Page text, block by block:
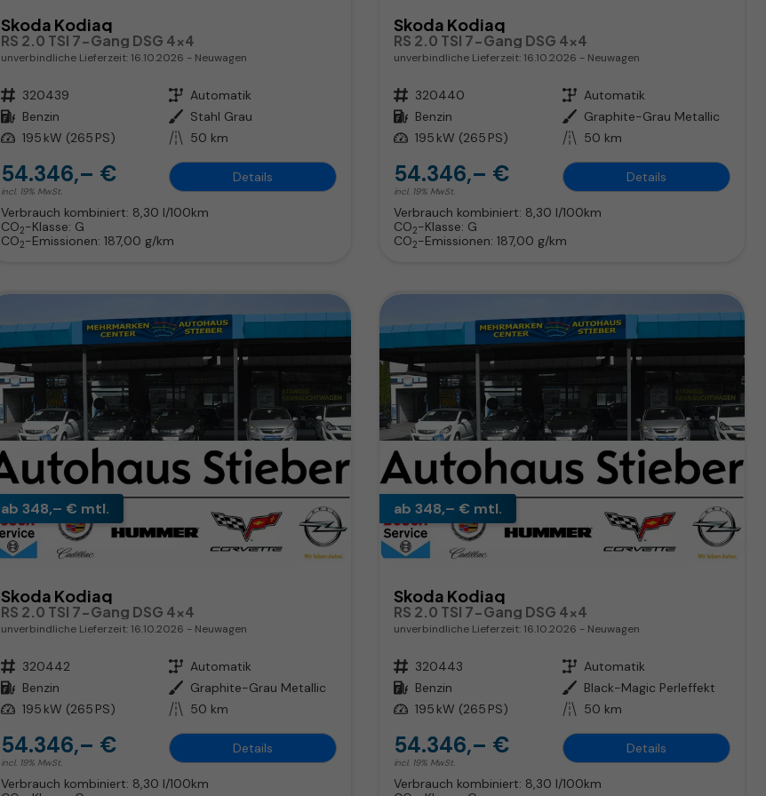
Skoda Kodiaq
RS 2.0 TSI 7-Gang DSG 4x4
unverbindliche Lieferzeit: 16.10.2026 Neuwagen
Fahrzeugnr. 320439 Getriebe Automatik
Kraftstoff Benzin Außenfarbe Stahl Grau
Leistung 195 kW (265 PS) Kilometerstand 50 km
54.346,– €
incl. 19% MwSt.
Details
Verbrauch kombiniert: 8,30 l/100km
CO2-Klasse: G
CO2-Emissionen: 187,00 g/km
Skoda Kodiaq
RS 2.0 TSI 7-Gang DSG 4x4
unverbindliche Lieferzeit: 16.10.2026 Neuwagen
Fahrzeugnr. 320440 Getriebe Automatik
Kraftstoff Benzin Außenfarbe Graphite-Grau Metallic
Leistung 195 kW (265 PS) Kilometerstand 50 km
54.346,– €
incl. 19% MwSt.
Details
Verbrauch kombiniert: 8,30 l/100km
CO2-Klasse: G
CO2-Emissionen:187,00 g/km
ab 348,– € mtl.
Skoda Kodiaq
RS 2.0 TSI 7-Gang DSG 4x4
unverbindliche Lieferzeit: 16.10.2026 Neuwagen
Fahrzeugnr. 320442 Getriebe Automatik
Kraftstoff Benzin Außenfarbe Graphite-Grau Metallic
Leistung 195 kW (265 PS) Kilometerstand 50 km
54.346,– €
incl. 19% MwSt.
Details
Verbrauch kombiniert: 8,30 l/100km
ab 348,– € mtl.
Skoda Kodiaq
RS 2.0 TSI 7-Gang DSG 4x4
unverbindliche Lieferzeit: 16.10.2026 Neuwagen
Fahrzeugnr. 320443 Getriebe Automatik
Kraftstoff Benzin Außenfarbe Black-Magic Perleffekt
Leistung 195 kW (265 PS) Kilometerstand 50 km
54.346,– €
incl. 19% MwSt.
Details
Verbrauch kombiniert: 8,30 l/100km